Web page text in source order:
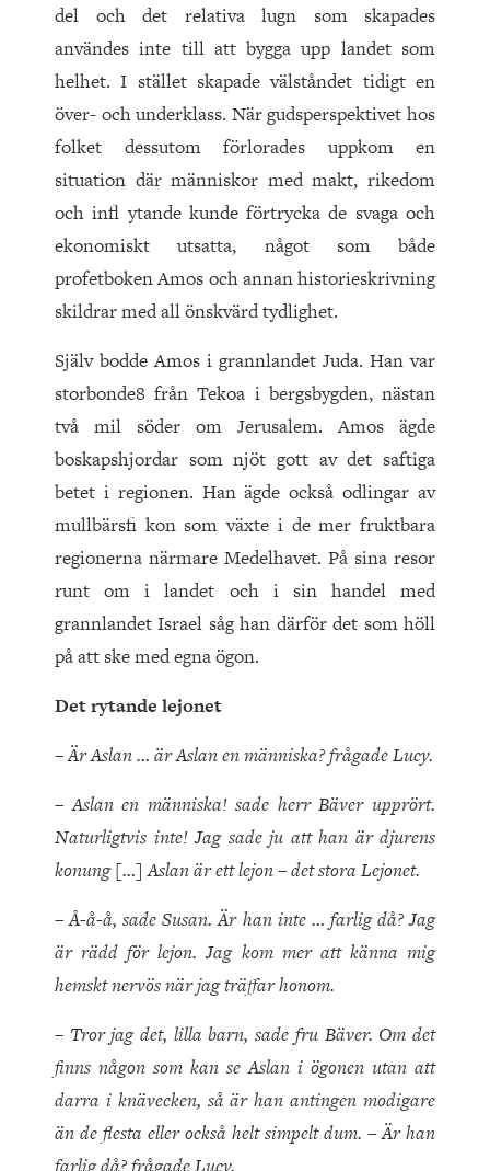
del och det relativa lugn som skapades
användes inte till att bygga upp landet som
helhet. I stället skapade välståndet tidigt en
över- och underklass. När gudsperspektivet hos
folket dessutom förlorades uppkom en
situation där människor med makt, rikedom
och infl ytande kunde förtrycka de svaga och
ekonomiskt utsatta, något som både
profetboken Amos och annan historieskrivning
skildrar med all önskvärd tydlighet.
Själv bodde Amos i grannlandet Juda. Han var
storbonde8 från Tekoa i bergsbygden, nästan
två mil söder om Jerusalem. Amos ägde
boskapshjordar som njöt gott av det saftiga
betet i regionen. Han ägde också odlingar av
mullbärsfi kon som växte i de mer fruktbara
regionerna närmare Medelhavet. På sina resor
runt om i landet och i sin handel med
grannlandet Israel såg han därför det som höll
på att ske med egna ögon.
Det rytande lejonet
– Är Aslan … är Aslan en människa? frågade Lucy.
– Aslan en människa! sade herr Bäver upprört.
Naturligtvis inte! Jag sade ju att han är djurens
konung […] Aslan är ett lejon – det stora Lejonet.
– Å-å-å, sade Susan. Är han inte … farlig då? Jag
är rädd för lejon. Jag kom mer att känna mig
hemskt nervös när jag träffar honom.
– Tror jag det, lilla barn, sade fru Bäver. Om det
finns någon som kan se Aslan i ögonen utan att
darra i knävecken, så är han antingen modigare
än de flesta eller också helt simpelt dum. – Är han